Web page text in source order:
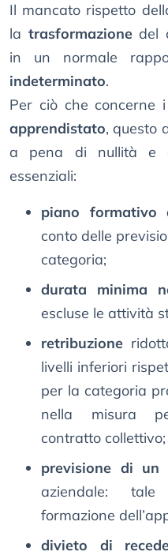
Il mancato rispetto
la trasformazionedel
in un normale
indeterminato.
Per ciò che concerne i
apprendistato, questo
a pena di nullità e
essenziali:
piano formativo
conto delle
categoria;
durata minima
escluse le attività
retribuzione
livelli inferiori
per la categoria
nella misura
contratto collettivo;
previsione di un
aziendale:
formazione
divieto di